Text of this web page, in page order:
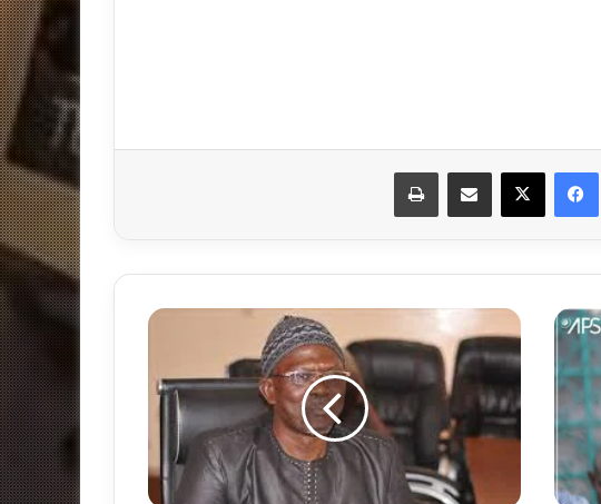
فيسبوكX مشاركة عبر البريد طباعة